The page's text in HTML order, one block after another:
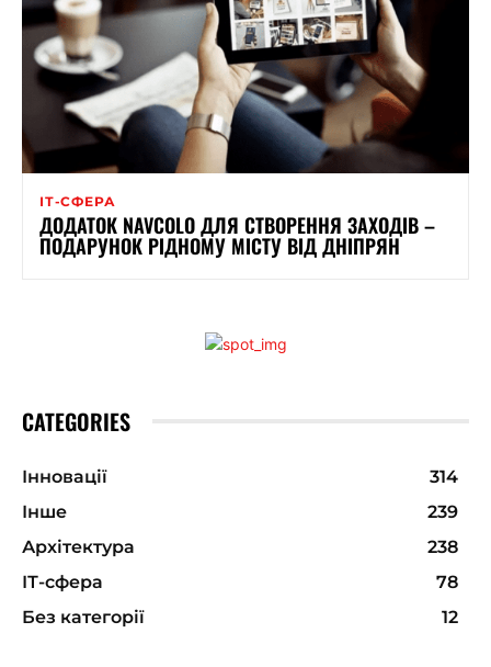
ІТ-СФЕРА
ДОДАТОК NAVCOLO ДЛЯ СТВОРЕННЯ ЗАХОДІВ –
ПОДАРУНОК РІДНОМУ МІСТУ ВІД ДНІПРЯН
CATEGORIES
Інновації
314
Інше
239
Архітектура
238
ІТ-сфера
78
Без категорії
12